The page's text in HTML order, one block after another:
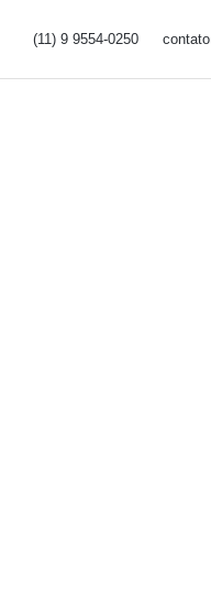
(11) 9 9554-0250